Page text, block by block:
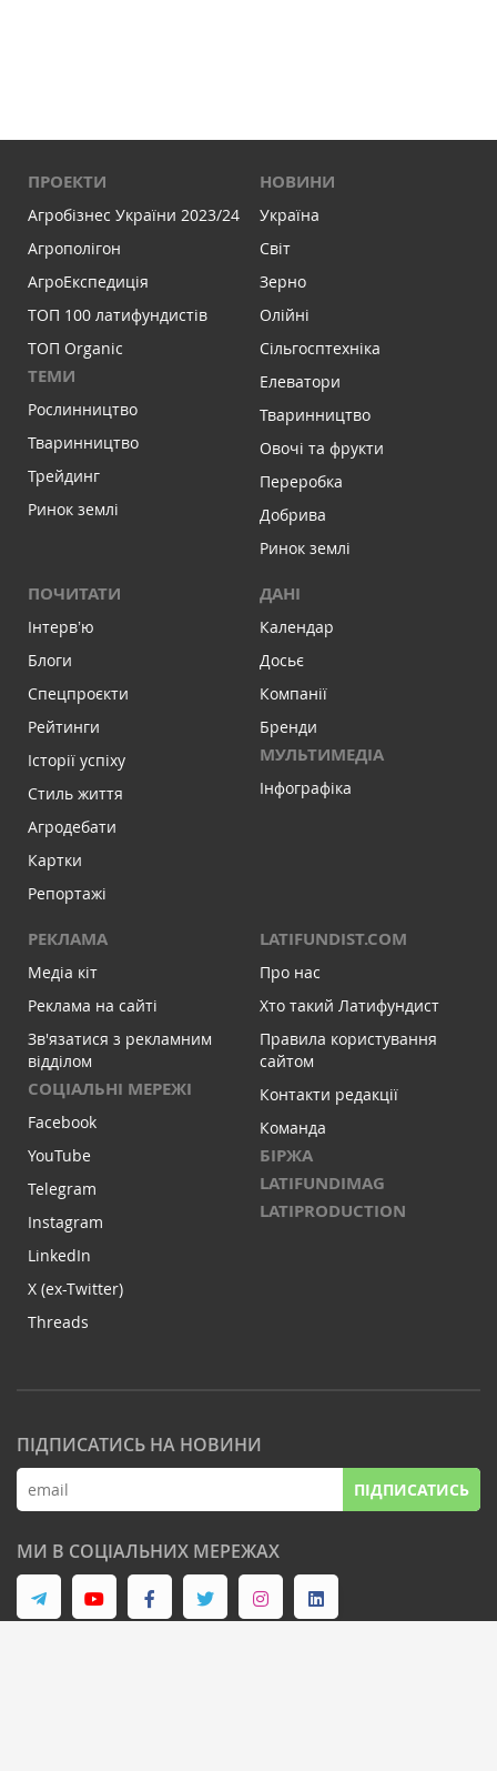
ПРОЕКТИ
Агробізнес України 2023/24
Агрополігон
АгроЕкспедиція
ТОП 100 латифундистів
ТОП Organic
ТЕМИ
Рослинництво
Тваринництво
Трейдинг
Ринок землі
НОВИНИ
Україна
Світ
Зерно
Олійні
Сільгосптехніка
Елеватори
Тваринництво
Овочі та фрукти
Переробка
Добрива
Ринок землі
ПОЧИТАТИ
Інтервʼю
Блоги
Спецпроєкти
Рейтинги
Історії успіху
Стиль життя
Агродебати
Картки
Репортажі
ДАНІ
Календар
Досьє
Компанії
Бренди
МУЛЬТИМЕДІА
Інфографіка
РЕКЛАМА
Медіа кіт
Реклама на сайті
Зв'язатися з рекламним
відділом
СОЦІАЛЬНІ МЕРЕЖІ
Facebook
YouTube
Telegram
Instagram
LinkedIn
X (ex-Twitter)
Threads
LATIFUNDIST.COM
Про нас
Хто такий Латифундист
Правила користування
сайтом
Контакти редакції
Команда
БІРЖА
LATIFUNDIMAG
LATIPRODUCTION
ПІДПИСАТИСЬ НА НОВИНИ
ПІДПИСАТИСЬ
МИ В СОЦІАЛЬНИХ МЕРЕЖАХ